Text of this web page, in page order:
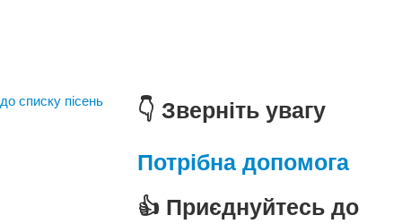
до списку пісень
👇 Зверніть увагу
Потрібна допомога
👍 Приєднуйтесь до